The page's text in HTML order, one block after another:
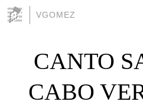
VGOMEZ
CANTO
CABO